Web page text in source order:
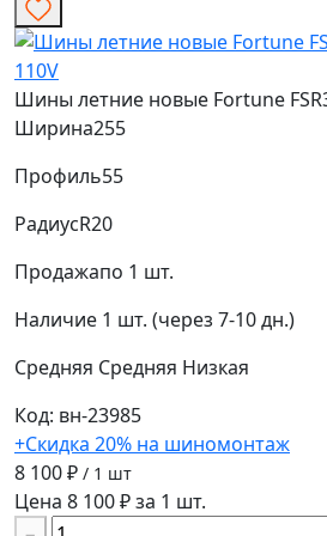
Шины летние новые Fortune
Ширина255
Профиль55
РадиусR20
Продажапо 1 шт.
Наличие 1 шт. (через 7-10 дн.)
Средняя Средняя Низкая
Код: вн-23985
+Скидка 20% на шиномонтаж
8 100 ₽ / 1 шт
Цена 8 100 ₽ за 1 шт.